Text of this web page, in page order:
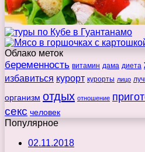
Облако меток
беременность витамин дама диета
избавиться курорт курорты лицо
организм отдых отношение
секс человек
Популярное
02.11.2018